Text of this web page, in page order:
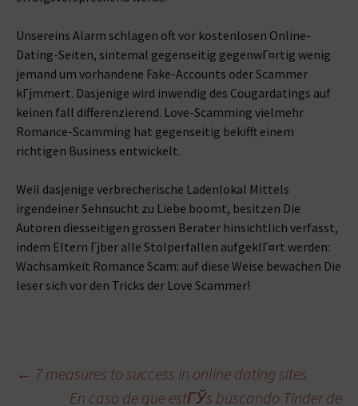
Unsereins Alarm schlagen oft vor kostenlosen Online-
Dating-Seiten, sintemal gegenseitig gegenwГ¤rtig wenig
jemand um vorhandene Fake-Accounts oder Scammer
kГјmmert. Dasjenige wird inwendig des Cougardatings auf
keinen fall differenzierend. Love-Scamming vielmehr
Romance-Scamming hat gegenseitig bekifft einem
richtigen Business entwickelt.
Weil dasjenige verbrecherische Ladenlokal Mittels
irgendeiner Sehnsucht zu Liebe boomt, besitzen Die
Autoren diesseitigen grossen Berater hinsichtlich verfasst,
indem Eltern Гјber alle Stolperfallen aufgeklГ¤rt werden:
Wachsamkeit Romance Scam: auf diese Weise bewachen Die
leser sich vor den Tricks der Love Scammer!
Beitragsnavigation
← 7 measures to success in online dating sites
En caso de que estГЎs buscando Tinder de